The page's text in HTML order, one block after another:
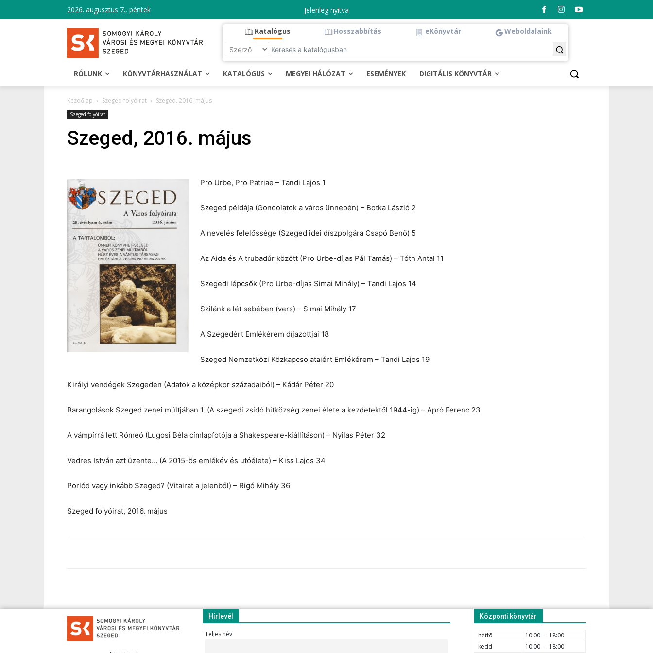
2026. augusztus 7., péntek Jelenleg nyitva
Katalógus Hosszabbítás eKönyvtár Weboldalaink
RÓLUNK KÖNYVTÁRHASZNÁLAT KATALÓGUS MEGYEI HÁLÓZAT ESEMÉNYEK DIGITÁLIS KÖNYVTÁR
Kezdőlap Szeged folyóirat Szeged, 2016. május
Szeged folyóirat
Szeged, 2016. május
Pro Urbe, Pro Patriae – Tandi Lajos 1
Szeged példája (Gondolatok a város ünnepén) – Botka László 2
A nevelés felelőssége (Szeged idei díszpolgára Csapó Benő) 5
Az Aida és A trubadúr között (Pro Urbe-díjas Pál Tamás) – Tóth Antal 11
Szegedi lépcsők (Pro Urbe-díjas Simai Mihály) – Tandi Lajos 14
Szilánk a lét sebében (vers) – Simai Mihály 17
A Szegedért Emlékérem díjazottjai 18
Szeged Nemzetközi Közkapcsolataiért Emlékérem – Tandi Lajos 19
Királyi vendégek Szegeden (Adatok a középkor századaiból) – Kádár Péter 20
Barangolások Szeged zenei múltjában 1. (A szegedi zsidó hitközség zenei élete a kezdetektől 1944-ig) – Apró Ferenc 23
A vámpírrá lett Rómeó (Lugosi Béla címlapfotója a Shakespeare-kiállításon) – Nyilas Péter 32
Vedres István azt üzente… (A 2015-ös emlékév és utóélete) – Kiss Lajos 34
Porlód vagy inkább Szeged? (Vitairat a jelenből) – Rigó Mihály 36
Szeged folyóirat, 2016. május
Hírlevél
Teljes név
Központi könyvtár
hétfõ
10:00 — 18:00
kedd
10:00 — 18:00